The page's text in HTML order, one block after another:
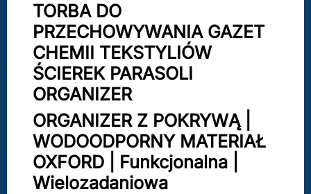
TORBA DO
PRZECHOWYWANIA GAZET
CHEMII TEKSTYLIÓW
ŚCIEREK PARASOLI
ORGANIZER
ORGANIZER Z POKRYWĄ |
WODOODPORNY MATERIAŁ
OXFORD | Funkcjonalna |
Wielozadaniowa